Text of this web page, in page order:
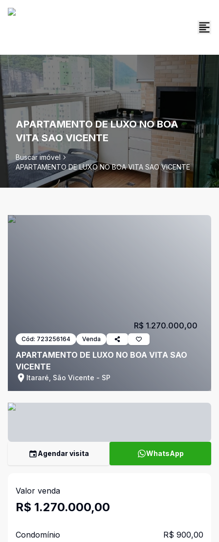
APARTAMENTO DE LUXO NO BOA
VITA SAO VICENTE
Buscar imóvel
APARTAMENTO DE LUXO NO BOA VITA SAO VICENTE
Cód: 723256164 Venda
APARTAMENTO DE LUXO NO BOA VITA SAO
VICENTE
Itararé, São Vicente - SP
R$ 1.270.000,00
Agendar visita WhatsApp
Valor venda
R$ 1.270.000,00
Condomínio R$ 900,00